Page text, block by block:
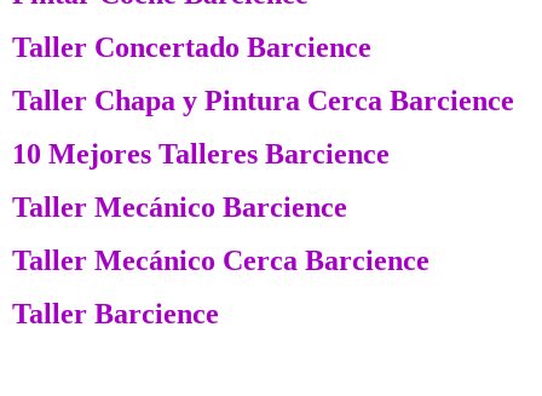
Taller Concertado Barcience
Taller Chapa y Pintura Cerca Barcience
10 Mejores Talleres Barcience
Taller Mecánico Barcience
Taller Mecánico Cerca Barcience
Taller Barcience